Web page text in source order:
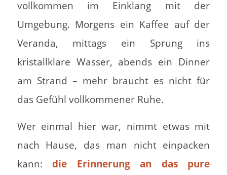
vollkommen im Einklang mit der
Umgebung. Morgens ein Kaffee auf der
Veranda, mittags ein Sprung ins
kristallklare Wasser, abends ein Dinner
am Strand – mehr braucht es nicht für
das Gefühl vollkommener Ruhe.
Wer einmal hier war, nimmt etwas mit
nach Hause, das man nicht einpacken
kann:die Erinnerung an das pure